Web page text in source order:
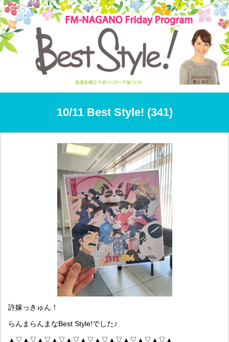
10/11 Best Style! (341)
許嫁っきゅん！
らんまらんまなBest Style!でした♪
▲▽▲▽▲▽▲▽▲▽▲▽▲▽▲▽▲▽▲▽▲▽▲